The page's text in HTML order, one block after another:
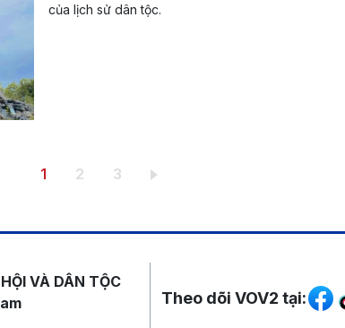
của lịch sử dân tộc.
Trang hiện thời
1 Trang
2 Trang
3
VÀ DÂN TỘC
Mạng xã hội
Theo dõi VOV2 tại: